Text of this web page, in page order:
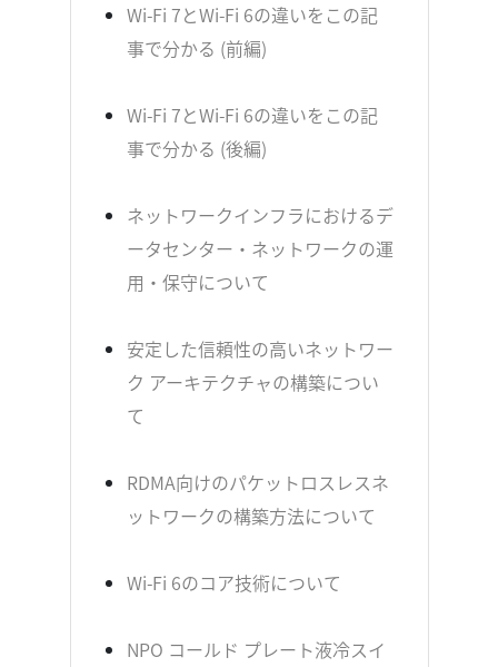
Wi-Fi 7とWi-Fi 6の違いをこの記
事で分かる (前編)
Wi-Fi 7とWi-Fi 6の違いをこの記
事で分かる (後編)
ネットワークインフラにおけるデ
ータセンター・ネットワークの運
用・保守について
安定した信頼性の高いネットワー
ク アーキテクチャの構築につい
て
RDMA向けのパケットロスレスネ
ットワークの構築方法について
Wi-Fi 6のコア技術について
NPO コールド プレート液冷スイ